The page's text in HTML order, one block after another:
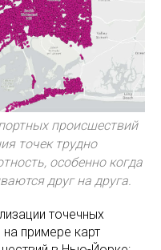
происшествий
точек трудно
особенно когда
друг на друга.
точечных
примере карт